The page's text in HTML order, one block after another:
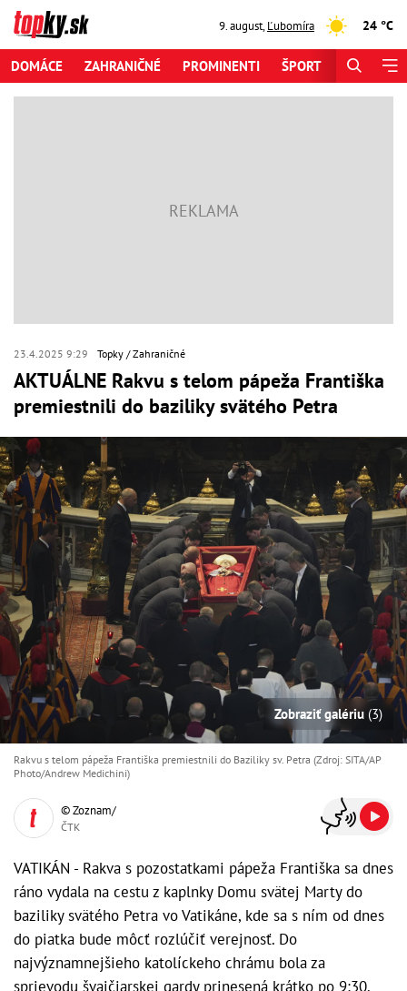
9. august,Ľubomíra 24 °C
DOMÁCE ZAHRANIČNÉ PROMINENTI ŠPORT
23.4.2025 9:29 Topky Zahraničné
AKTUÁLNE Rakvu s telom pápeža Františka
premiestnili do baziliky svätého Petra
Zobraziť galériu (3)
Rakvu s telom pápeža Františka premiestnili do Baziliky sv. Petra (Zdroj: SITA/AP
Photo/Andrew Medichini)
© Zoznam/
ČTK
VATIKÁN - Rakva s pozostatkami pápeža Františka sa dnes
ráno vydala na cestu z kaplnky Domu svätej Marty do
baziliky svätého Petra vo Vatikáne, kde sa s ním od dnes
do piatka bude môcť rozlúčiť verejnosť. Do
najvýznamnejšieho katolíckeho chrámu bola za
sprievodu švajčiarskej gardy prinesená krátko po 9:30.